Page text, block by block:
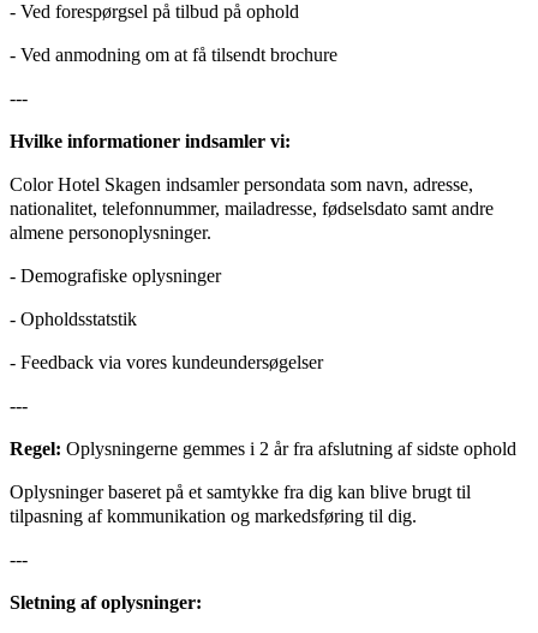
- Ved forespørgsel på tilbud på ophold
- Ved anmodning om at få tilsendt brochure
---
Hvilke informationer indsamler vi:
Color Hotel Skagen indsamler persondata som navn, adresse,
nationalitet, telefonnummer, mailadresse, fødselsdato samt andre
almene personoplysninger.
- Demografiske oplysninger
- Opholdsstatstik
- Feedback via vores kundeundersøgelser
---
Regel: Oplysningerne gemmes i 2 år fra afslutning af sidste ophold
Oplysninger baseret på et samtykke fra dig kan blive brugt til
tilpasning af kommunikation og markedsføring til dig.
---
Sletning af oplysninger: